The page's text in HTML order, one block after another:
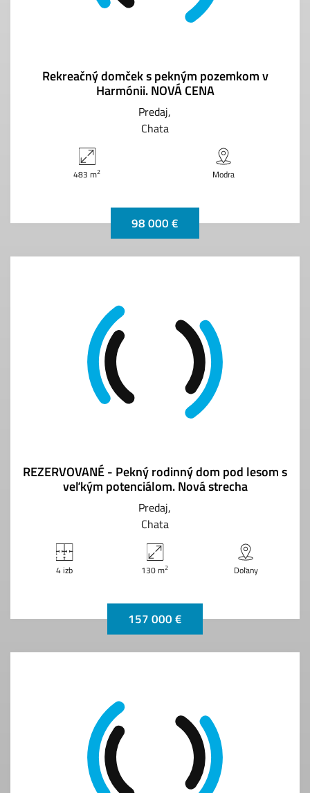
Rekreačný domček s pekným pozemkom v
Harmónii. NOVÁ CENA
Predaj
Chata
483 m2 Modra
98 000 €
REZERVOVANÉ - Pekný rodinný dom pod lesom s
veľkým potenciálom. Nová strecha
Predaj
Chata
4 izb 130 m2 Doľany
157 000 €